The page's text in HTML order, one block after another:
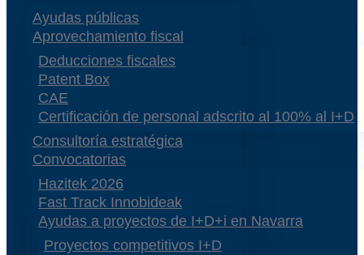
Ayudas públicas
Aprovechamiento fiscal
Deducciones fiscales
Patent Box
CAE
Certificación de personal adscrito al 100% al I+D
Consultoría estratégica
Convocatorias
Hazitek 2026
Fast Track Innobideak
Ayudas a proyectos de I+D+i en Navarra
Proyectos competitivos I+D